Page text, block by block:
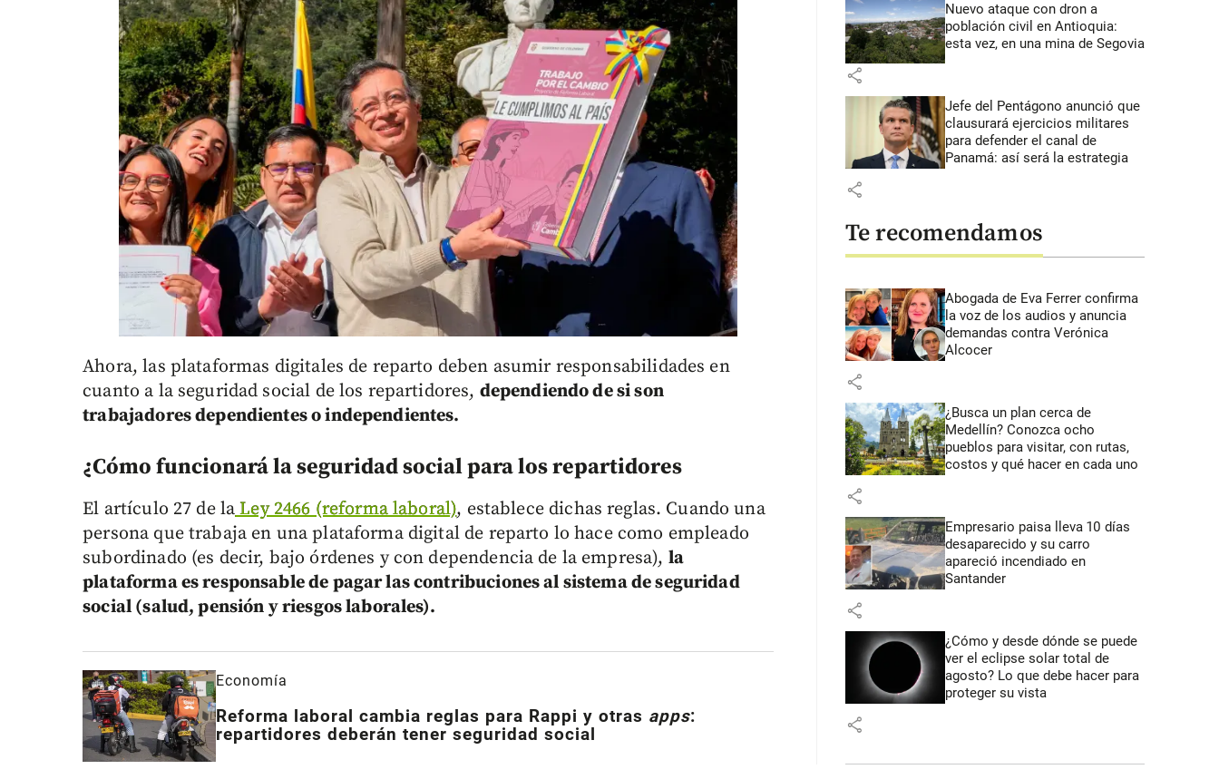
Ahora, las plataformas digitales de reparto deben asumir responsabilidades en
cuanto a la seguridad social de los repartidores, dependiendo de si son
trabajadores dependientes o independientes.
¿Cómo funcionará la seguridad social para los repartidores
El artículo 27 de la Ley 2466 (reforma laboral), establece dichas reglas. Cuando una
persona que trabaja en una plataforma digital de reparto lo hace como empleado
subordinado (es decir, bajo órdenes y con dependencia de la empresa), la
plataforma es responsable de pagar las contribuciones al sistema de seguridad
social (salud, pensión y riesgos laborales).
Economía
Reforma laboral cambia reglas para Rappi y otras apps:
repartidores deberán tener seguridad social
Nuevo ataque con dron a
población civil en Antioquia:
esta vez, en una mina de Segovia
share
Jefe del Pentágono anunció que
clausurará ejercicios militares
para defender el canal de
Panamá: así será la estrategia
share
Te recomendamos
Abogada de Eva Ferrer confirma
la voz de los audios y anuncia
demandas contra Verónica
Alcocer
share
¿Busca un plan cerca de
Medellín? Conozca ocho
pueblos para visitar, con rutas,
costos y qué hacer en cada uno
share
Empresario paisa lleva 10 días
desaparecido y su carro
apareció incendiado en
Santander
share
¿Cómo y desde dónde se puede
ver el eclipse solar total de
agosto? Lo que debe hacer para
proteger su vista
share